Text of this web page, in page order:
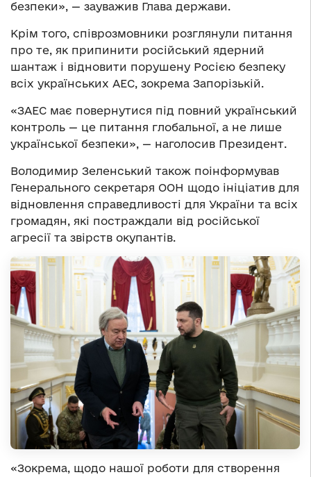
безпеки», — зауважив Глава держави.
Крім того, співрозмовники розглянули питання
про те, як припинити російський ядерний
шантаж і відновити порушену Росією безпеку
всіх українських АЕС, зокрема Запорізькій.
«ЗАЕС має повернутися під повний український
контроль — це питання глобальної, а не лише
української безпеки», — наголосив Президент.
Володимир Зеленський також поінформував
Генерального секретаря ООН щодо ініціатив для
відновлення справедливості для України та всіх
громадян, які постраждали від російської
агресії та звірств окупантів.
«Зокрема, щодо нашої роботи для створення